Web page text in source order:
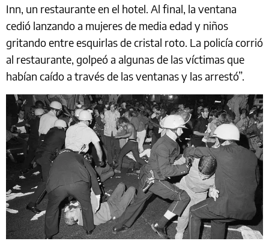
Inn, un restaurante en el hotel. Al final, la ventana
cedió lanzando a mujeres de media edad y niños
gritando entre esquirlas de cristal roto. La policía corrió
al restaurante, golpeó a algunas de las víctimas que
habían caído a través de las ventanas y las arrestó”.